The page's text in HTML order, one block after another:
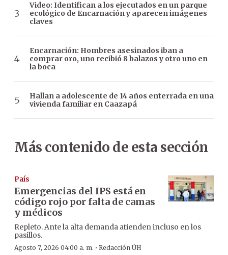
Video: Identifican a los ejecutados en un parque
ecológico de Encarnación y aparecen imágenes
claves
Encarnación: Hombres asesinados iban a
comprar oro, uno recibió 8 balazos y otro uno en
la boca
Hallan a adolescente de 14 años enterrada en una
vivienda familiar en Caazapá
Más contenido de esta sección
País
Emergencias del IPS está en
código rojo por falta de camas
y médicos
Repleto. Ante la alta demanda atienden incluso en los
pasillos.
Agosto 7, 2026 04:00 a. m. · Redacción ÚH